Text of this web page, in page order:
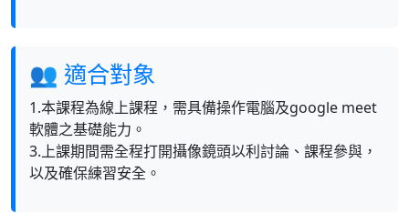
👥 適合對象
1.本課程為線上課程，需具備操作電腦及google meet
軟體之基礎能力。
3.上課期間需全程打開攝像鏡頭以利討論、課程參與，
以及確保練習安全。